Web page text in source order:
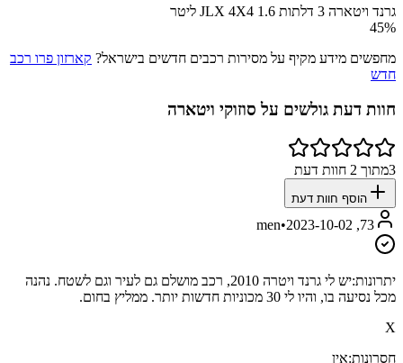
גרנד ויטארה 3 דלתות JLX 4X4 1.6 ליטר
45%
מחפשים מידע מקיף על מסירות רכבים חדשים בישראל? קארזון פרו רכב
חדש
חוות דעת גולשים על סוזוקי ויטארה
3מתוך 2 חוות דעת
הוסף חוות דעת
73, men
•2023-10-02
יתרונות:
יש לי גרנד ויטרה 2010, רכב מושלם גם לעיר וגם לשטח. נהנה
מכל נסיעה בו, והיו לי 30 מכוניות חדשות יותר. ממליץ בחום.
X
חסרונות:אין